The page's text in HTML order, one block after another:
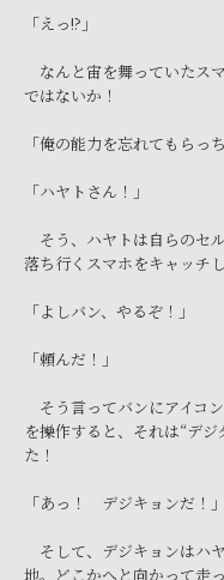
「えっ!?」
なんと宙を舞っていたス
ではないか！
「俺の能力を忘れてもらっ
「ハヤトさん！」
そう、ハヤトは自らのセ
落ち行くスマホをキャッチ
「よしバン、やるぞ！」
「頼んだ！」
そう言ってバンにアイコ
を操作すると、それは“デ
た！
「あっ！ デジキョンだ！」
そして、デジキョンはハ
地。どこかへと向かって走っ